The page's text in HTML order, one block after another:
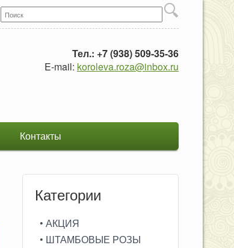
Форма поиска
Поиск
Тел.: +7 (938) 509-35-36
E-mail: koroleva.roza@inbox.ru
Контакты
Категории
• АКЦИЯ
• ШТАМБОВЫЕ РОЗЫ